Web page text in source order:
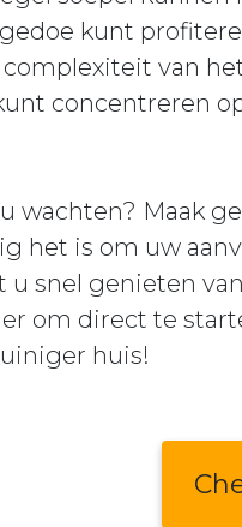
kunt
van
concentreren
wachten? Maak
het is om uw
u snel genieten
om direct te
huis!